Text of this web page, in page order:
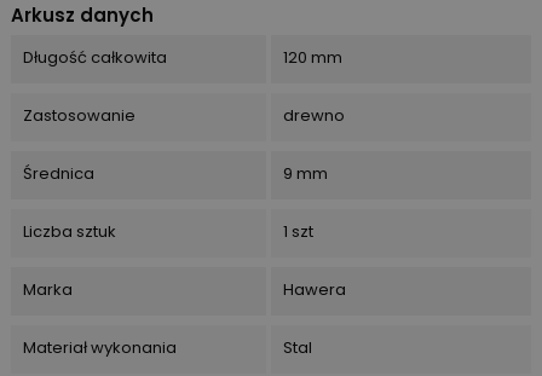
Arkusz danych
Długość całkowita 120 mm
Zastosowanie drewno
Średnica 9 mm
Liczba sztuk 1 szt
Marka Hawera
Materiał wykonania Stal